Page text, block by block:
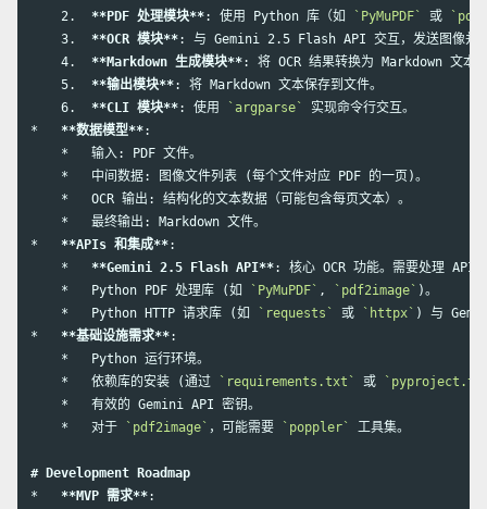
    2.
**PDF 处理模块**: 使用 Python 库（如 `PyMuPDF` 或
    3.
**OCR 模块**
    4.
**Markdown 生成模块**
    5.
**输出模块**
    6.
**CLI 模块**: 使用 `argparse`
*
**数据模型**
    *
    *
    *
    *
*
**APIs 和集成**
    *
**Gemini 2.5 Flash API**
    *
   Python PDF 处理库 (如
`PyMuPDF` , `pdf2image`
    *
   Python HTTP 请求库 (如
`requests` 或
`httpx`
*
**基础设施需求**
    *
    *
   依赖库的安装 (通过
`requirements.txt` 或
    *
    *
   对于
`pdf2image` ，可能需要 `poppler` 工具集。
# Development Roadmap
*
**MVP 需求**